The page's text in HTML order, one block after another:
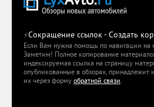
⚡Сокращение ссылок - Создать
Если Вам нужна помощь по навигации на
Заметим! Полное копирование
индексируемая ссылка на страницу
опубликованные в обзорах, принадлежит
их через форму обратной связи.